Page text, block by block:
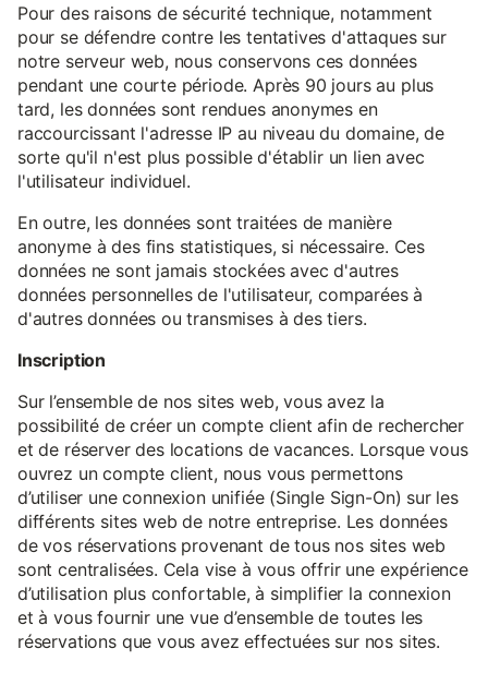
Pour des raisons de sécurité technique, notamment
pour se défendre contre les tentatives d'attaques sur
notre serveur web, nous conservons ces données
pendant une courte période. Après 90 jours au plus
tard, les données sont rendues anonymes en
raccourcissant l'adresse IP au niveau du domaine, de
sorte qu'il n'est plus possible d'établir un lien avec
l'utilisateur individuel.
En outre, les données sont traitées de manière
anonyme à des fins statistiques, si nécessaire. Ces
données ne sont jamais stockées avec d'autres
données personnelles de l'utilisateur, comparées à
d'autres données ou transmises à des tiers.
Inscription
Sur l’ensemble de nos sites web, vous avez la
possibilité de créer un compte client afin de rechercher
et de réserver des locations de vacances. Lorsque vous
ouvrez un compte client, nous vous permettons
d’utiliser une connexion unifiée (Single Sign-On) sur les
différents sites web de notre entreprise. Les données
de vos réservations provenant de tous nos sites web
sont centralisées. Cela vise à vous offrir une expérience
d’utilisation plus confortable, à simplifier la connexion
et à vous fournir une vue d’ensemble de toutes les
réservations que vous avez effectuées sur nos sites.